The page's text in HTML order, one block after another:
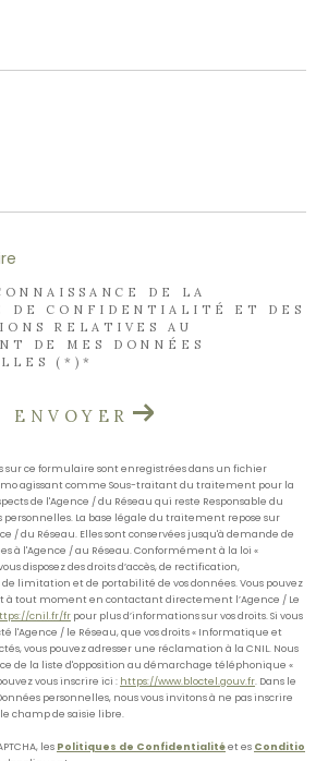
DE LA
DE CONFIDENTIALITÉ ET DES
RELATIVES AU
DE MES DONNÉES
(*)*
ENVOYER
sur ce formulaire sont enregistrées dans un fichier
agissant comme Sous-traitant du traitement pour la
de l'Agence / du Réseau qui reste Responsable du
personnelles. La base légale du traitement repose sur
/ du Réseau. Elles sont conservées jusqu'à demande de
à l'Agence / au Réseau. Conformément à la loi «
disposez des droits d’accès, de rectification,
de limitation et de portabilité de vos données. Vous pouvez
à tout moment en contactant directement l’Agence / Le
cnil.fr/fr pour plus d’informations sur vos droits. Si vous
l'Agence / le Réseau, que vos droits « Informatique et
vous pouvez adresser une réclamation à la CNIL. Nous
de la liste d'opposition au démarchage téléphonique «
vous inscrire ici : https://www.bloctel.gouv.fr. Dans le
personnelles, nous vous invitons à ne pas inscrire
champ de saisie libre.
les Politiques de Confidentialitéet es Conditio